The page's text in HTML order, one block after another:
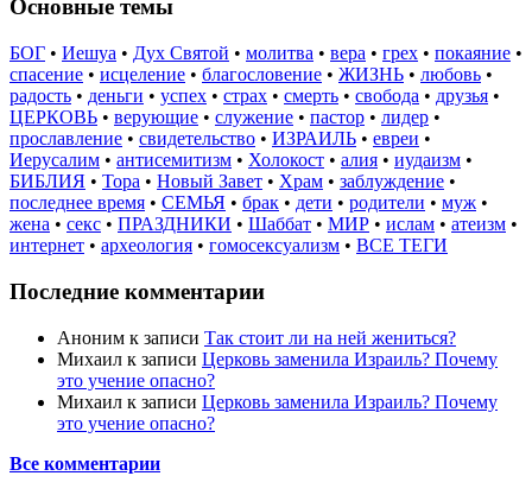
Основные темы
БОГ • Иешуа • Дух Святой • молитва • вера • грех • покаяние •
спасение • исцеление • благословение • ЖИЗНЬ • любовь •
радость • деньги • успех • страх • смерть • свобода • друзья •
ЦЕРКОВЬ • верующие • служение • пастор • лидер •
прославление • свидетельство • ИЗРАИЛЬ • евреи •
Иерусалим • антисемитизм • Холокост • алия • иудаизм •
БИБЛИЯ • Тора • Новый Завет • Храм • заблуждение •
последнее время • СЕМЬЯ • брак • дети • родители • муж •
жена • секс • ПРАЗДНИКИ • Шаббат • МИР • ислам • атеизм •
интернет • археология • гомосексуализм • ВСЕ ТЕГИ
Последние комментарии
Аноним к записи Так стоит ли на ней жениться?
Михаил к записи Церковь заменила Израиль? Почему
это учение опасно?
Михаил к записи Церковь заменила Израиль? Почему
это учение опасно?
Все комментарии